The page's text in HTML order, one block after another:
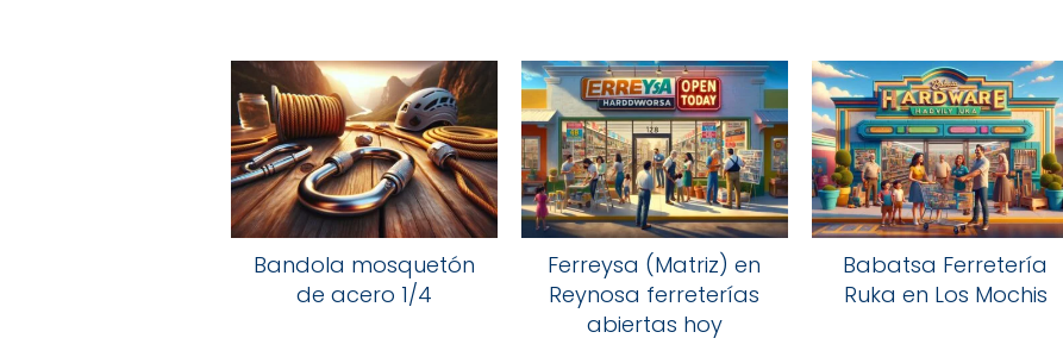
Bandola mosquetón
de acero 1/4
Ferreysa (Matriz) en
Reynosa ferreterías
abiertas hoy
Babatsa Ferretería
Ruka en Los Mochis